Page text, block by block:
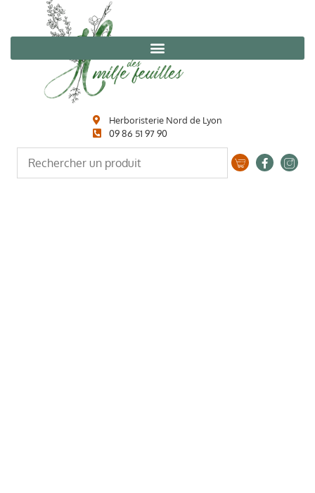
Herboristerie Nord de Lyon
09 86 51 97 90